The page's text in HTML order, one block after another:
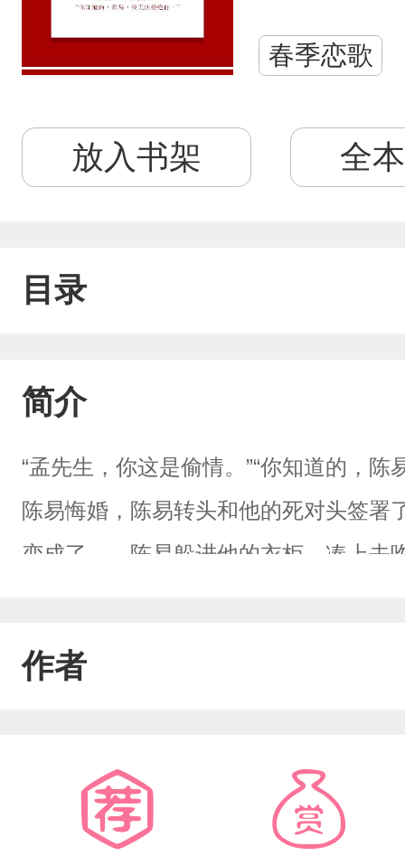
春季恋歌
放入书架 全
目录
简介
“孟先生，你这是偷情。”“你知道的，
陈易悔婚，陈易转头和他的死对头签
变成了——陈易躲进他的衣柜，凑上去
作者